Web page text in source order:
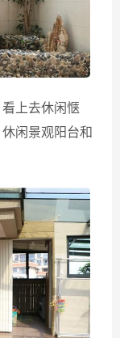
上去休闲惬
闲景观阳台和